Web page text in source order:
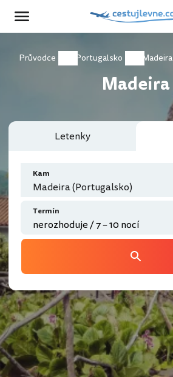
Průvodce Portugalsko Madeira
Madeira
Letenky
Kam
Madeira (Portugalsko)
Termín